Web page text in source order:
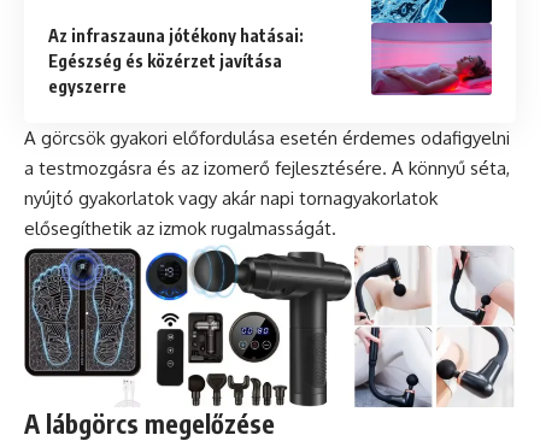
Az infraszauna jótékony hatásai:
Egészség és közérzet javítása
egyszerre
A görcsök gyakori előfordulása esetén érdemes odafigyelni
a testmozgásra és az izomerő fejlesztésére. A könnyű séta,
nyújtó gyakorlatok vagy akár napi tornagyakorlatok
elősegíthetik az izmok rugalmasságát.
A lábgörcs megelőzése